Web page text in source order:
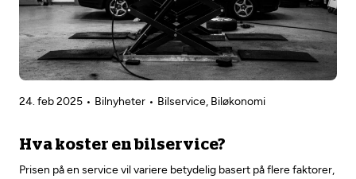
24. feb 2025 Bilnyheter Bilservice, Biløkonomi
Hva koster en bilservice?
Prisen på en service vil variere betydelig basert på flere faktorer,